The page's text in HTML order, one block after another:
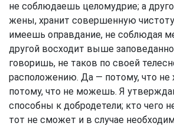
не соблюдаешь целомудрие; а
жены, хранит совершенную
имеешь оправдание, не соблюдая
другой восходит выше
говоришь, не таков по своей
расположению. Да — потому, что не
потому, что не можешь. Я
способны к добродетели; кто чего
тот не сможет и в случае